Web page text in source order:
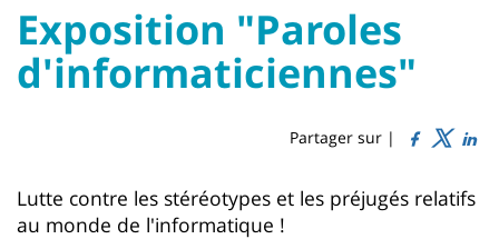
composantes
University
:
Sidebar
University
:
Main
Titre
Exposition "Paroles
d'informaticiennes"
Partager sur |
Contenu
de
Lutte contre les stéréotypes et les préjugés relatifs
au monde de l'informatique !